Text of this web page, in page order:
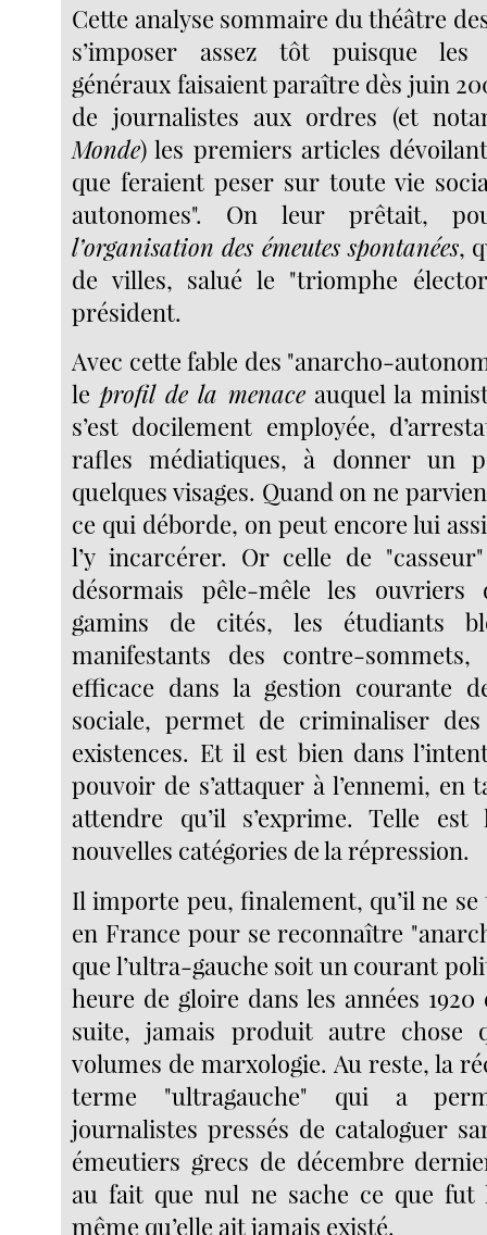
Cette analyse sommaire du théâtre
s’imposer assez tôt puisque les
généraux faisaient paraître dès juin
de journalistes aux ordres (et
Monde) les premiers articles
que feraient peser sur toute vie
autonomes". On leur prêtait,
l’organisation des émeutes spontanées,
de villes, salué le "triomphe
président.
Avec cette fable des "anarcho-
le profil de la menaceauquel la
s’est docilement employée,
rafles médiatiques, à donner un
quelques visages. Quand on ne
ce qui déborde, on peut encore lui
l’y incarcérer. Or celle de
désormais pêle-mêle les ouvriers
gamins de cités, les étudiants
manifestants des contre-
efficace dans la gestion courante
sociale, permet de criminaliser
existences. Et il est bien dans
pouvoir de s’attaquer à l’ennemi, en
attendre qu’il s’exprime. Telle
nouvelles catégories de la répression.
Il importe peu, finalement, qu’il ne
en France pour se reconnaître
que l’ultra-gauche soit un courant
heure de gloire dans les années 1920
suite, jamais produit autre chose
volumes de marxologie. Au reste, la
terme "ultragauche" qui a
journalistes pressés de cataloguer
émeutiers grecs de décembre
au fait que nul ne sache ce que fut
même qu’elle ait jamais existé.